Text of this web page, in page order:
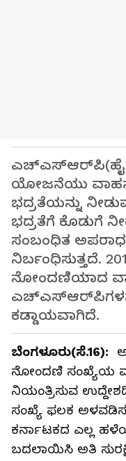
ಎಚ್‌ಎಸ್‌ಆರ್‌ಪಿ(ಹೈ
ಯೋಜನೆಯು ವಾಹನದ
ಭದ್ರತೆಯನ್ನು
ಭದ್ರತೆಗೆ ಕೊಡುಗೆ
ಸಂಬಂಧಿತ ಅಪರಾಧ
ನಿರ್ಬಂಧಿಸುತ್ತದೆ.
ನೋಂದಣಿಯಾದ
ಕಡ್ಡಾಯವಾಗಿದೆ.
ಬೆಂಗಳೂರು(ಸೆ.16):
ನೋಂದಣಿ ಸಂಖ್ಯೆಯ
ನಿಯಂತ್ರಿಸುವ
ಸಂಖ್ಯೆ ಫಲಕ
ಕರ್ನಾಟಕದ ಎಲ್ಲ
ಬದಲಾಯಿಸಿ ಅತಿ